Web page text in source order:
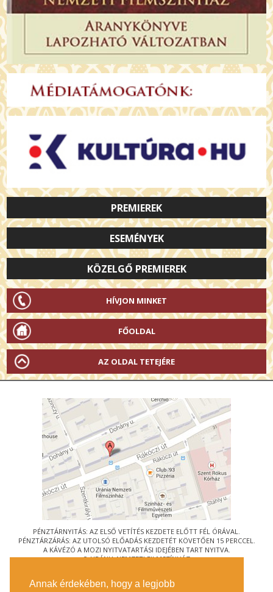
Annak érdekében, hogy a legjobb
PREMIEREK
ESEMÉNYEK
KÖZELGŐ PREMIEREK
HÍVJON MINKET
FŐOLDAL
AZ OLDAL TETEJÉRE
PÉNZTÁRNYITÁS: AZ ELSŐ VETÍTÉS KEZDETE ELŐTT FÉL ÓRÁVAL.
PÉNZTÁRZÁRÁS: AZ UTOLSÓ ELŐADÁS KEZDETÉT KÖVETŐEN 15 PERCCEL.
A KÁVÉZÓ A MOZI NYITVATARTÁSI IDEJÉBEN TART NYITVA.
© URÁNIA NEMZETI FILMSZÍNHÁZ